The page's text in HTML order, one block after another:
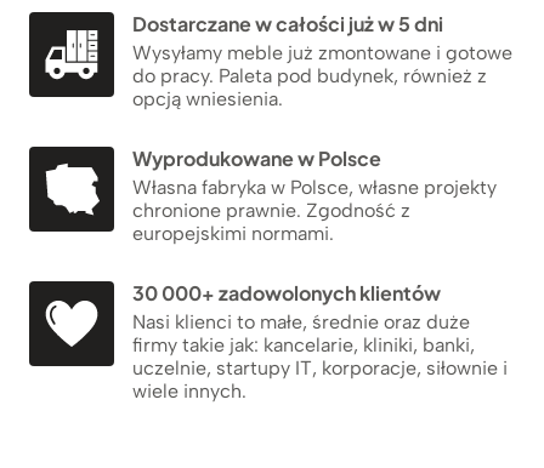
Dostarczane w całości już w 5 dni
Wysyłamy meble już zmontowane i gotowe
do pracy. Paleta pod budynek, również z
opcją wniesienia.
Wyprodukowane w Polsce
Własna fabryka w Polsce, własne projekty
chronione prawnie. Zgodność z
europejskimi normami.
30 000+ zadowolonych klientów
Nasi klienci to małe, średnie oraz duże
firmy takie jak: kancelarie, kliniki, banki,
uczelnie, startupy IT, korporacje, siłownie i
wiele innych.